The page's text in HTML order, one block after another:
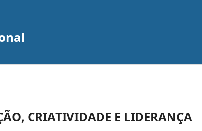
CRIATIVIDADE E LIDERANÇA